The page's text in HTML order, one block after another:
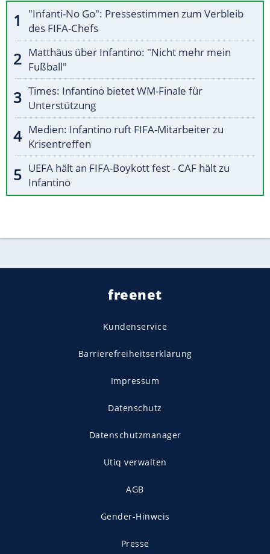
"Infanti-No Go": Pressestimmen zum Verbleib
des FIFA-Chefs
Matthäus über Infantino: "Nicht mehr mein
Fußball"
Times: Infantino bietet WM-Finale für
Unterstützung
Medien: Infantino ruft FIFA-Mitarbeiter zu
Krisentreffen
UEFA hält an FIFA-Boykott fest - CAF hält zu
Infantino
freenet
Kundenservice
Barrierefreiheitserklärung
Impressum
Datenschutz
Datenschutzmanager
Utiq verwalten
AGB
Gender-Hinweis
Presse